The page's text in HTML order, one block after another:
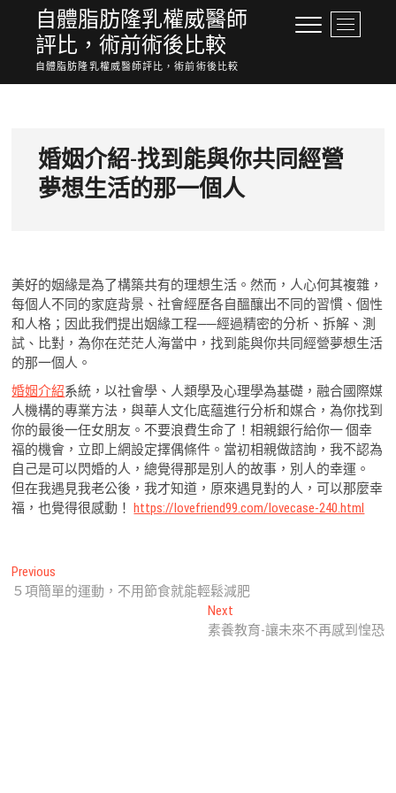
content
自體脂肪隆乳權威醫師
評比，術前術後比較
自體脂肪隆乳權威醫師評比，術前術後比較
M
e
u
t
婚姻介紹-找到能與你共同經營
夢想生活的那一個人
美好的姻緣是為了構築共有的理想生活。然而，人心何其複雜，
每個人不同的家庭背景、社會經歷各自醞釀出不同的習慣、個性
和人格；因此我們提出姻緣工程──經過精密的分析、拆解、測
試、比對，為你在茫茫人海當中，找到能與你共同經營夢想生活
的那一個人。
婚姻介紹系統，以社會學、人類學及心理學為基礎，融合國際媒
人機構的專業方法，與華人文化底蘊進行分析和媒合，為你找到
你的最後一任女朋友。不要浪費生命了！相親銀行給你一 個幸
福的機會，立即上網設定擇偶條件。當初相親做諮詢，我不認為
自己是可以閃婚的人，總覺得那是別人的故事，別人的幸運。
但在我遇見我老公後，我才知道，原來遇見對的人，可以那麼幸
福，也覺得很感動！https://lovefriend99.com/lovecase-240.html
文
章
Previous
post:
５項簡單的運動，不用節食就能輕鬆減肥
NextNext
post:
素養教育-讓未來不再感到惶恐